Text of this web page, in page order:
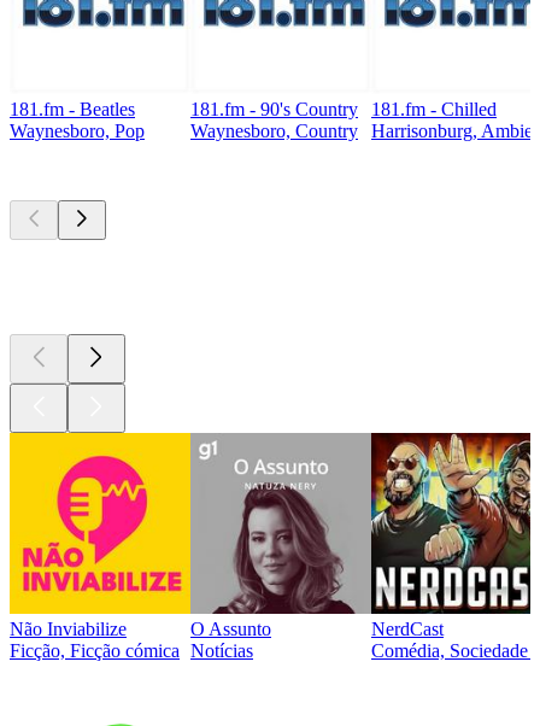
181.fm - Beatles
Waynesboro, Pop
181.fm - 90's Country
Waynesboro, Country
181.fm - Chilled
Harrisonburg,
Não Inviabilize
Ficção, Ficção cómica
O Assunto
Notícias
NerdCast
Comédia, Sociedade